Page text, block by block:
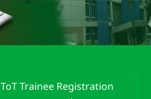
ToT Trainee Registration